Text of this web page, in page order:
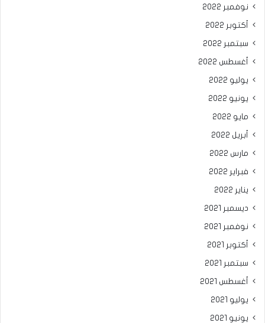
نوفمبر 2022
أكتوبر 2022
سبتمبر 2022
أغسطس 2022
يوليو 2022
يونيو 2022
مايو 2022
أبريل 2022
مارس 2022
فبراير 2022
يناير 2022
ديسمبر 2021
نوفمبر 2021
أكتوبر 2021
سبتمبر 2021
أغسطس 2021
يوليو 2021
يونيو 2021